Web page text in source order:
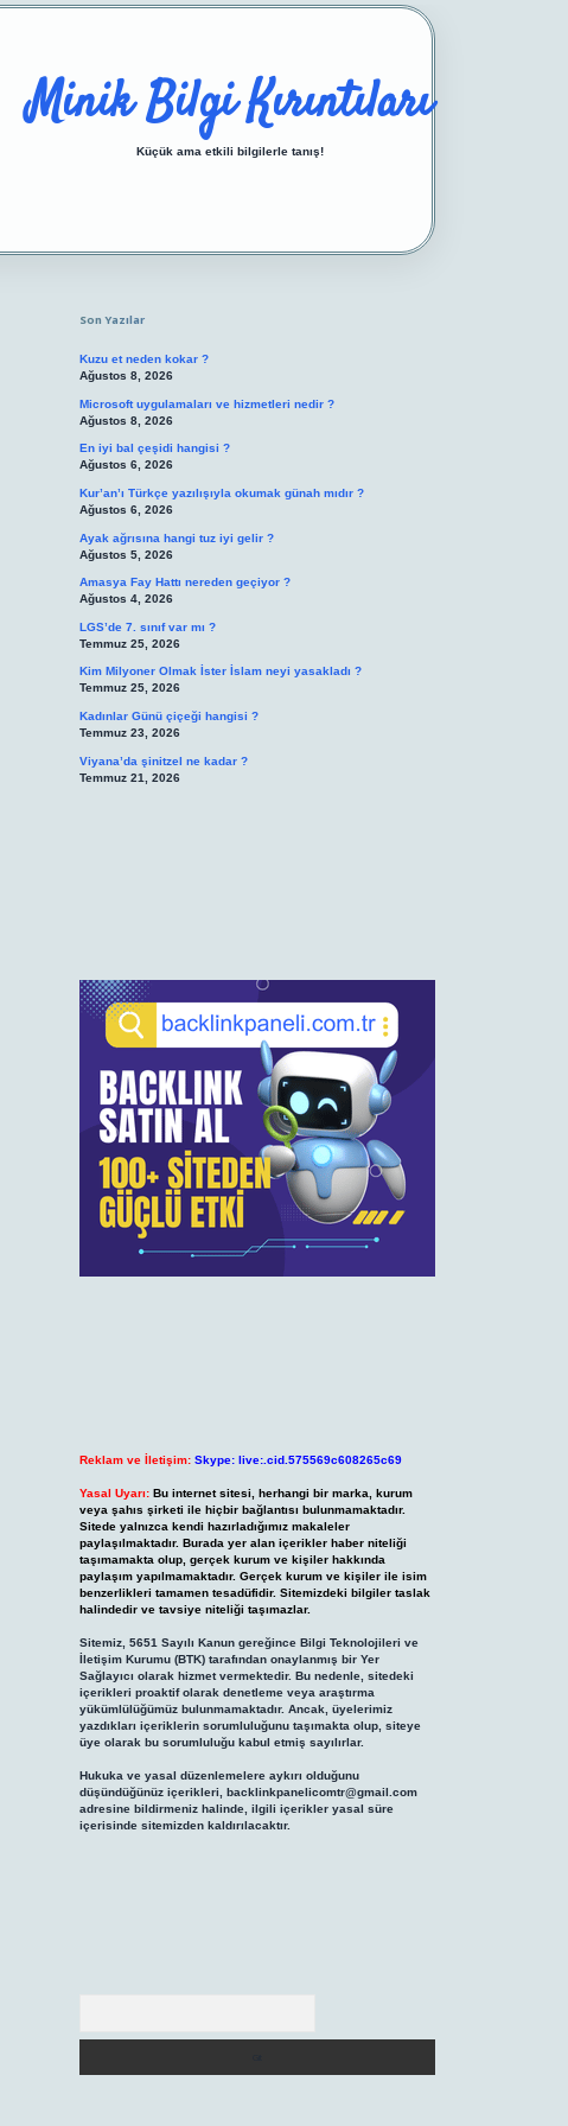
Minik Bilgi Kırıntıları
Küçük ama etkili bilgilerle tanış!
Son Yazılar
Kuzu et neden kokar ?
Ağustos 8, 2026
Microsoft uygulamaları ve hizmetleri nedir ?
Ağustos 8, 2026
En iyi bal çeşidi hangisi ?
Ağustos 6, 2026
Kur’an’ı Türkçe yazılışıyla okumak günah mıdır ?
Ağustos 6, 2026
Ayak ağrısına hangi tuz iyi gelir ?
Ağustos 5, 2026
Amasya Fay Hattı nereden geçiyor ?
Ağustos 4, 2026
LGS’de 7. sınıf var mı ?
Temmuz 25, 2026
Kim Milyoner Olmak İster İslam neyi yasakladı ?
Temmuz 25, 2026
Kadınlar Günü çiçeği hangisi ?
Temmuz 23, 2026
Viyana’da şinitzel ne kadar ?
Temmuz 21, 2026
Reklam ve İletişim: Skype: live:.cid.575569c608265c69
Yasal Uyarı: Bu internet sitesi, herhangi bir marka, kurum
veya şahıs şirketi ile hiçbir bağlantısı bulunmamaktadır.
Sitede yalnızca kendi hazırladığımız makaleler
paylaşılmaktadır. Burada yer alan içerikler haber niteliği
taşımamakta olup, gerçek kurum ve kişiler hakkında
paylaşım yapılmamaktadır. Gerçek kurum ve kişiler ile isim
benzerlikleri tamamen tesadüfidir. Sitemizdeki bilgiler taslak
halindedir ve tavsiye niteliği taşımazlar.
Sitemiz, 5651 Sayılı Kanun gereğince Bilgi Teknolojileri ve
İletişim Kurumu (BTK) tarafından onaylanmış bir Yer
Sağlayıcı olarak hizmet vermektedir. Bu nedenle, sitedeki
içerikleri proaktif olarak denetleme veya araştırma
yükümlülüğümüz bulunmamaktadır. Ancak, üyelerimiz
yazdıkları içeriklerin sorumluluğunu taşımakta olup, siteye
üye olarak bu sorumluluğu kabul etmiş sayılırlar.
Hukuka ve yasal düzenlemelere aykırı olduğunu
düşündüğünüz içerikleri, backlinkpanelicomtr@gmail.com
adresine bildirmeniz halinde, ilgili içerikler yasal süre
içerisinde sitemizden kaldırılacaktır.